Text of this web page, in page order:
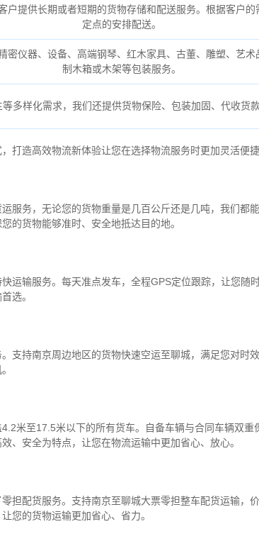
户提供长期或者短期的货物存储和配送服务。根据客户的
定点的安排配送。
密仪器、设备、高端钢琴、红木家具、古董、雕塑、艺
制木箱或木架等包装服务。
多样化需求，我们还提供货物保险、包装加固、代收货款
打造高效物流新体验让您在选择物流服务时更加灵活便捷
服务，无论您的货物重量是几百公斤还是几吨，我们都
的货物能够准时、安全地抵达目的地。
运输服务。每天准点发车，全程GPS定位跟踪，让您随
选。
支持南京周边地区的货物快速空运至聊城，满足您对时
米至17.5米以下的所有货车。自备车辆与合同车辆双
、安全为特点，让您在物流运输中更加省心、放心。
担配货服务。支持南京至聊城大票零担整车配货运输，
您的货物运输更加省心、省力。